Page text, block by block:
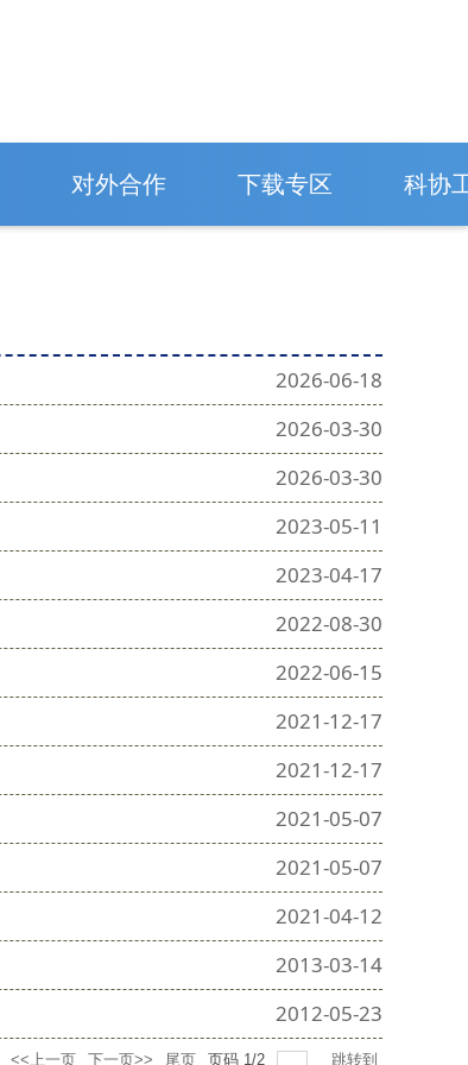
对外合作 下载专区 科协
2026-06-18
2026-03-30
2026-03-30
2023-05-11
2023-04-17
2022-08-30
2022-06-15
2021-12-17
2021-12-17
2021-05-07
2021-05-07
2021-04-12
2013-03-14
2012-05-23
<<上一页 下一页>> 尾页 页码 1/2 跳转到